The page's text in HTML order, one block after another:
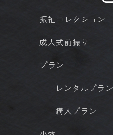
振袖コレクション
成人式前撮り
プラン
- レンタルプラン
- 購入プラン